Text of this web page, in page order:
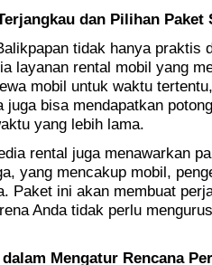
dan Pilihan Paket
tidak hanya praktis
layanan rental mobil yang
mobil untuk waktu
juga bisa mendapatkan
yang lebih lama.
rental juga menawarkan
yang mencakup mobil,
Paket ini akan membuat
Anda tidak perlu
Mengatur Rencana